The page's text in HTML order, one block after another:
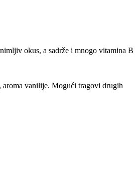
okus, a sadrže i mnogo vitamina B
aroma vanilije. Mogući tragovi drugih